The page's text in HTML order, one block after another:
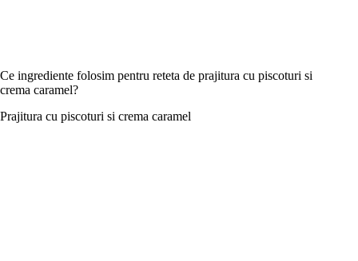
Ce ingrediente folosim pentru reteta de prajitura cu piscoturi si
crema caramel?
Prajitura cu piscoturi si crema caramel